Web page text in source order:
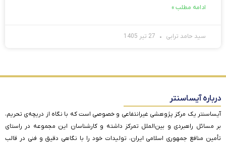
ادامه مطلب »
سید حامد ترابی
درباره آیساسنتر
آیساسنتر یک مرکز پژوهشی غیرانتفاعی و خصوصی است که با نگاه از دریچه‌ی تحریم،
بر مسائل راهبردی و بین‌الملل تمرکز داشته و کارشناسان این مجموعه در راستای
تأمین منافع جمهوری اسلامی ایران، تولیدات خود را با نگاهی دقیق و فنی در قالب